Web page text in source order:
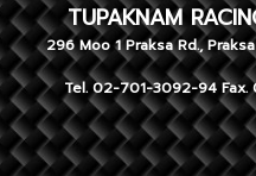
RACING
1 Praksa Rd., Praksa
701-3092-94 Fax.